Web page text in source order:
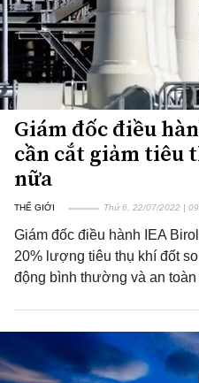
Giám đốc điều
cần cắt giảm tiêu
nữa
THẾ GIỚI Thứ 6, 22/07/2022 |
Giám đốc điều hành IEA
20% lượng tiêu thụ khí đốt
động bình thường và an